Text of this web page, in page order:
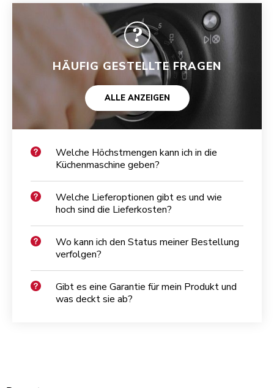
HÄUFIG GESTELLTE FRAGEN
ALLE ANZEIGEN
Welche Höchstmengen kann ich in die
Küchenmaschine geben?
Welche Lieferoptionen gibt es und wie
hoch sind die Lieferkosten?
Wo kann ich den Status meiner Bestellung
verfolgen?
Gibt es eine Garantie für mein Produkt und
was deckt sie ab?